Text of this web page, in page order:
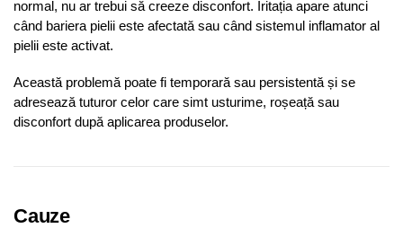
normal, nu ar trebui să creeze disconfort. Iritația apare atunci
când bariera pielii este afectată sau când sistemul inflamator al
pielii este activat.
Această problemă poate fi temporară sau persistentă și se
adresează tuturor celor care simt usturime, roșeață sau
disconfort după aplicarea produselor.
Cauze